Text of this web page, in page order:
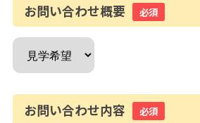
お問い合わせ概要 必須
お問い合わせ内容 必須